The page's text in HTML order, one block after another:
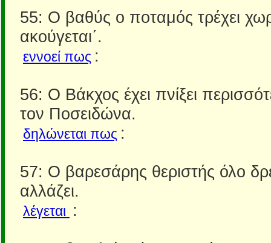
55: Ο βαθύς ο ποταμός τρέχει
ακούγεται΄.
εννοεί πως :
56: Ο Βάκχος έχει πνίξει
τον Ποσειδώνα.
δηλώνεται πως :
57: Ο βαρεσάρης θεριστής όλο
αλλάζει.
λέγεται :